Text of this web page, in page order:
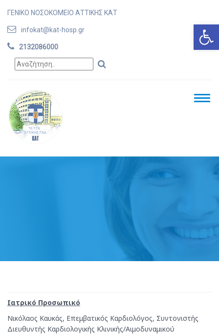
ΓΕΝΙΚΟ ΝΟΣΟΚΟΜΕΙΟ ΑΤΤΙΚΗΣ ΚΑΤ
infokat@kat-hosp.gr
2132086000
Ιατρικό Προσωπικό
Νικόλαος Καυκάς, Επεμβατικός Καρδιολόγος, Συντονιστής
Διευθυντής Καρδιολογικής Κλινικής/Αιμοδυναμικού